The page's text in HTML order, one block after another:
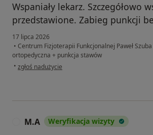
Wspaniały lekarz. Szczegółowo
przedstawione. Zabieg punkcji
17 lipca 2026
• Centrum Fizjoterapii Funkcjonalnej Paweł Szuba
ortopedyczna + punkcja stawów
• w opinii użytkownika Marian B
zgłoś nadużycie
M.A Weryfikacja wizyty